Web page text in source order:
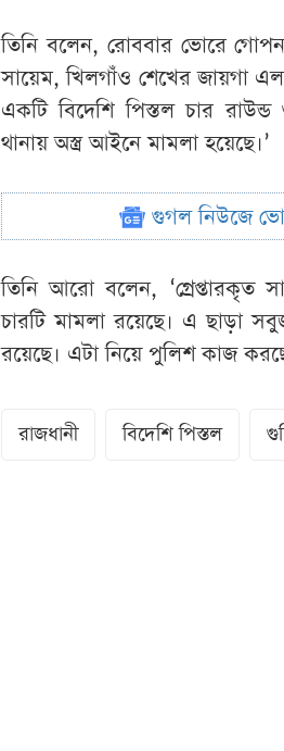
তিনি বলেন, রোববার ভোরে
সায়েম, খিলগাঁও শেখের জায়গা
একটি বিদেশি পিস্তল চার
থানায় অস্ত্র আইনে মামলা হয়েছে।’
গুগল নিউজে
তিনি আরো বলেন, ‘গ্রেপ্তারকৃত
চারটি মামলা রয়েছে। এ ছাড়া
রয়েছে। এটা নিয়ে পুলিশ কাজ
রাজধানী বিদেশি পিস্তল